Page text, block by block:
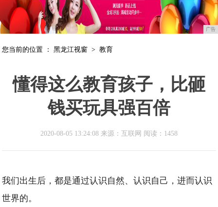
广告
您当前的位置 ：黑龙江视窗 >教育
懂得这么教育孩子，比砸
钱买玩具强百倍
2020-08-05 13:24:08 来源：互联网 阅读：1458
我们出生后，都是通过认识自然、认识自己，进而认识
世界的。